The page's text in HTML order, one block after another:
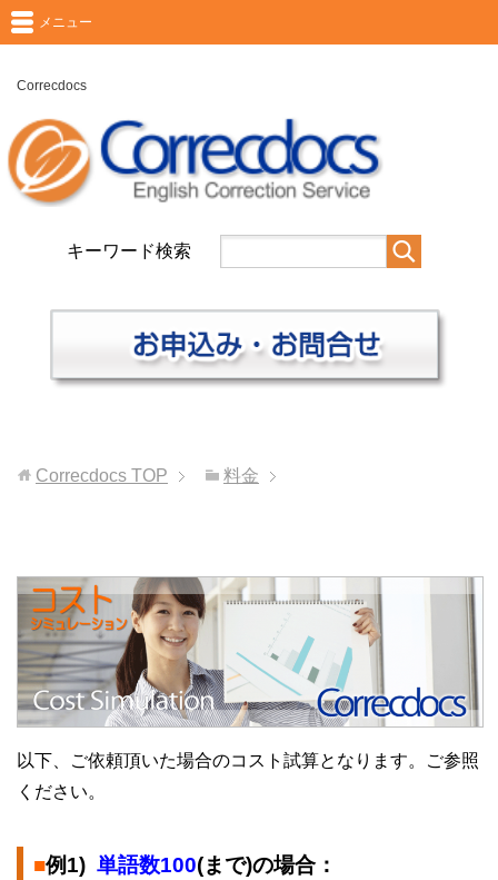
Correcdocs
キーワード検索
メニュー
Correcdocs TOP 料金
以下、ご依頼頂いた場合のコスト試算となります。ご参照
ください。
■例1) 単語数100(まで)の場合：